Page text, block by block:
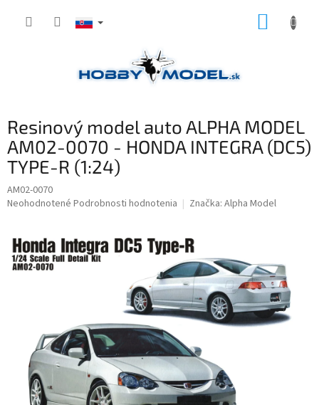
Resinový model auto ALPHA MODEL
AM02-0070 - HONDA INTEGRA (DC5)
TYPE-R (1:24)
AM02-0070
Priemerné
0,0
Neohodnotené Podrobnosti hodnotenia Značka: Alpha Model